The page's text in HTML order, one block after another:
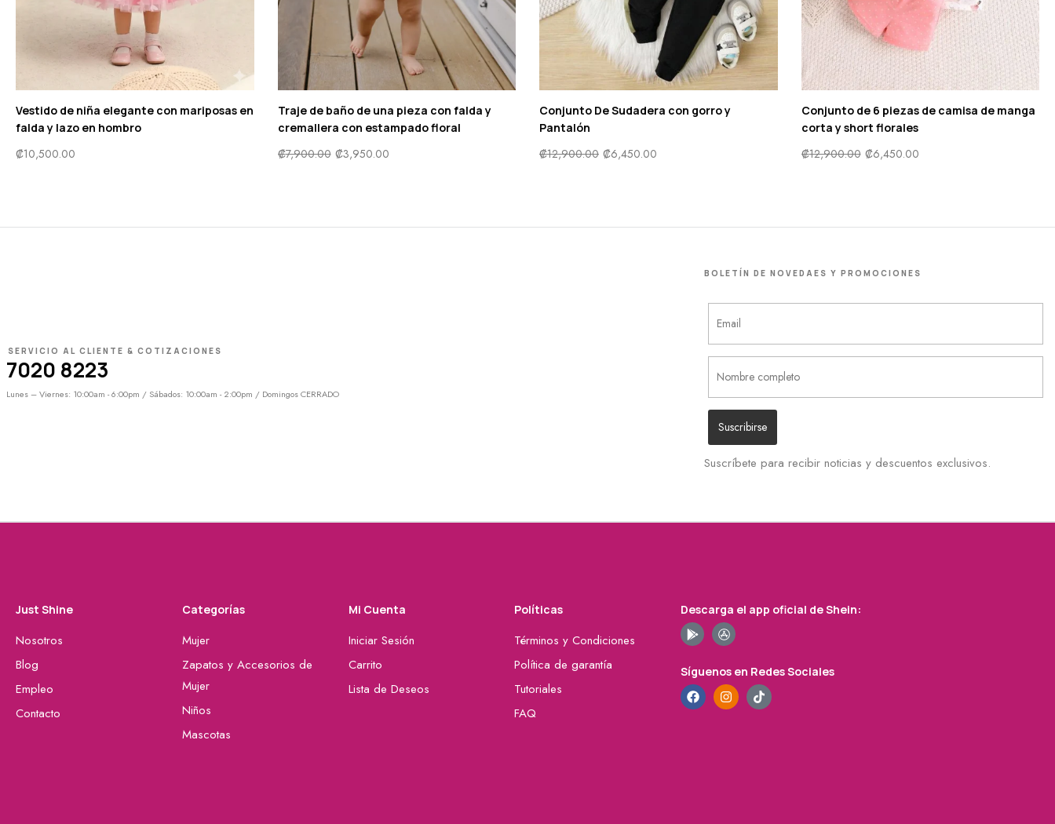
Vestido de niña elegante con mariposas en
falda y lazo en hombro
₡10,500.00
Traje de baño de una pieza con falda y
cremallera con estampado floral
₡7,900.00 ₡3,950.00
Conjunto De Sudadera con gorro y
Pantalón
₡12,900.00 ₡6,450.00
Conjunto de 6 piezas de camisa de manga
corta y short florales
₡12,900.00 ₡6,450.00
SERVICIO AL CLIENTE & COTIZACIONES
7020 8223
Lunes – Viernes: 10:00am - 6:00pm / Sábados: 10:00am - 2:00pm / Domingos CERRADO
BOLETÍN DE NOVEDAES Y PROMOCIONES
Suscríbete para recibir noticias y descuentos exclusivos.
Just Shine
Nosotros
Blog
Empleo
Contacto
Categorías
Mujer
Zapatos y Accesorios de
Mujer
Niños
Mascotas
Mi Cuenta
Iniciar Sesión
Carrito
Lista de Deseos
Políticas
Términos y Condiciones
Política de garantía
Tutoriales
FAQ
Descarga el app oficial de Shein:
Síguenos en Redes Sociales